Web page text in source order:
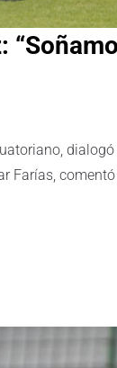
Farías,